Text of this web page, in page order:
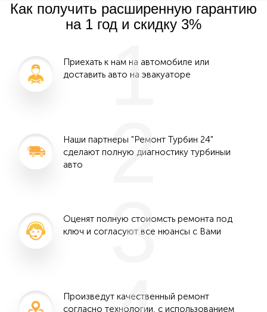
Как получить расширенную гарантию
на 1 год и скидку 3%
Приехать к нам на автомобиле или
доставить авто на эвакуаторе
1
Наши партнеры "Ремонт Турбин 24"
сделают полную диагностику турбиныи
авто
2
Оценят полную стоиомсть ремонта под
ключ и согласуют все нюансы с Вами
3
Произведут качественный ремонт
согласно технологии, с использованием